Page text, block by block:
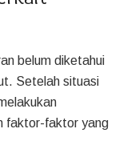
belum diketahui
Setelah situasi
faktor-faktor yang